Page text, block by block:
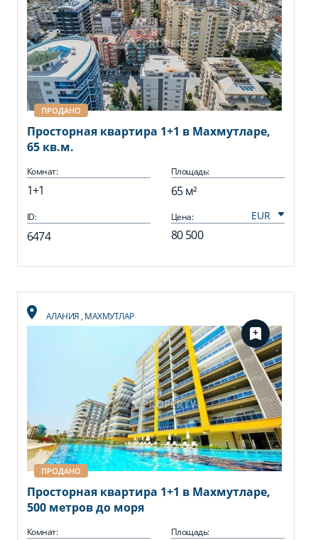
ПРОДАНО
Просторная квартира 1+1 в Махмутларе,
65 кв.м.
Комнат:
1+1
Площадь:
65 м²
ID:
6474
Цена:
80 500
АЛАНИЯ, МАХМУТЛАР
ПРОДАНО
Просторная квартира 1+1 в Махмутларе,
500 метров до моря
Комнат: Площадь: